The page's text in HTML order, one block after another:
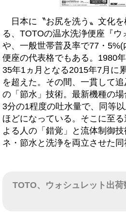
日本に〝お尻を洗う〟文化
る、TOTOの温水洗浄便座『
や、一般世帯普及率で77・
便座の代表格でもある。1980
35年1ヵ月となる2015年7月に
を超えた。その間、一貫して
の「節水」技術。最新機種の
3分の1程度の吐水量で、同等
ほどになっている。そこに至
よる人の「錯覚」と流体制御
ネ・節水と洗浄を両立させた同
TOTO、ウォシュレット出